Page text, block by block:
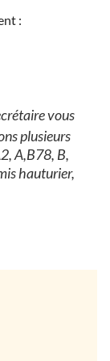
:
vous
plusieurs
A,B78, B,
hauturier,